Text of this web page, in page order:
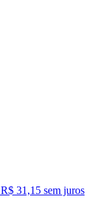
R$ 31,15 sem juros